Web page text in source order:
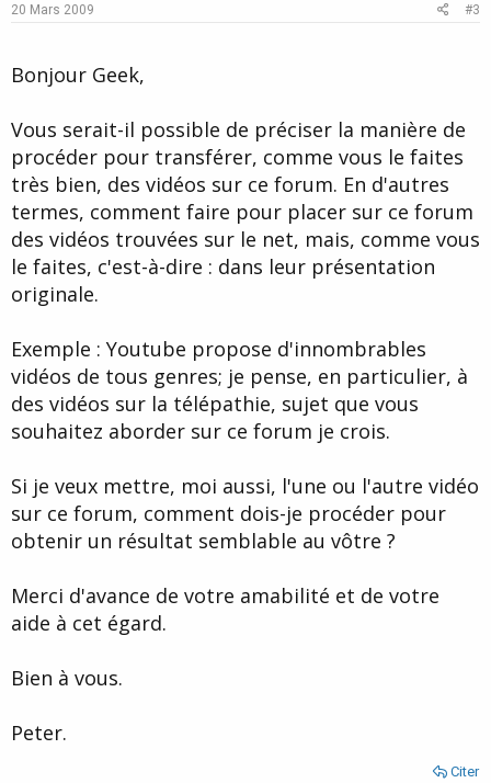
20 Mars 2009 #3
Bonjour Geek,
Vous serait-il possible de préciser la manière de
procéder pour transférer, comme vous le faites
très bien, des vidéos sur ce forum. En d'autres
termes, comment faire pour placer sur ce forum
des vidéos trouvées sur le net, mais, comme vous
le faites, c'est-à-dire : dans leur présentation
originale.
Exemple : Youtube propose d'innombrables
vidéos de tous genres; je pense, en particulier, à
des vidéos sur la télépathie, sujet que vous
souhaitez aborder sur ce forum je crois.
Si je veux mettre, moi aussi, l'une ou l'autre vidéo
sur ce forum, comment dois-je procéder pour
obtenir un résultat semblable au vôtre ?
Merci d'avance de votre amabilité et de votre
aide à cet égard.
Bien à vous.
Peter.
Citer